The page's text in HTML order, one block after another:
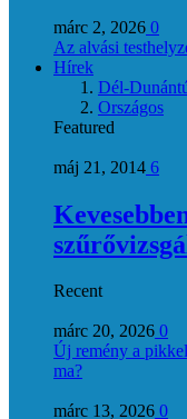
márc 2, 2026 0
Az alvási
Hírek
Dél-
Országos
Featured
máj 21, 2014 6
Recent
márc 20, 2026 0
Új remény a
ma?
márc 13, 2026 0